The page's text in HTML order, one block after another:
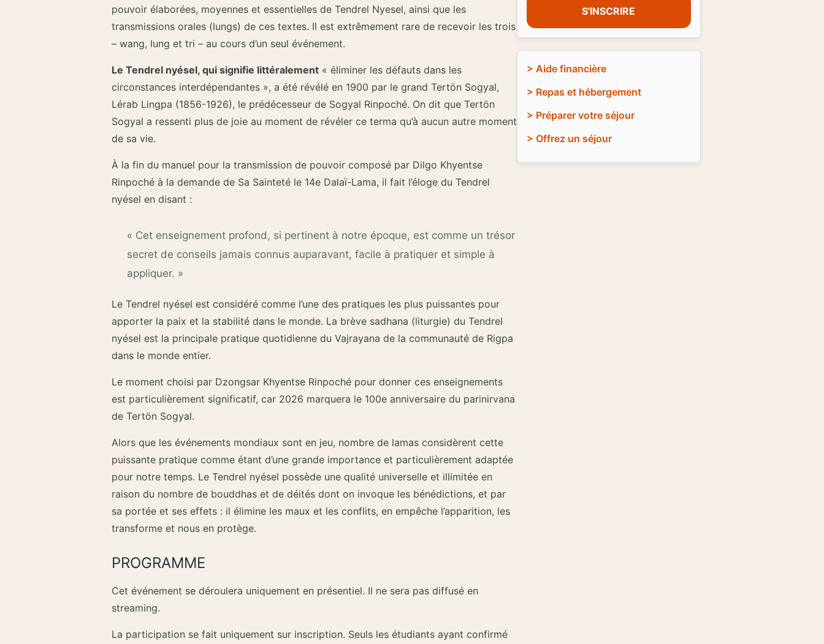
pouvoir élaborées, moyennes et essentielles de Tendrel Nyesel, ainsi que les
transmissions orales (lungs) de ces textes. Il est extrêmement rare de recevoir les trois
– wang, lung et tri – au cours d’un seul événement.
Le Tendrel nyésel, qui signifie littéralement« éliminer les défauts dans les
circonstances interdépendantes », a été révélé en 1900 par le grand Tertön Sogyal,
Lérab Lingpa (1856-1926), le prédécesseur de Sogyal Rinpoché. On dit que Tertön
Sogyal a ressenti plus de joie au moment de révéler ce terma qu’à aucun autre moment
de sa vie.
À la fin du manuel pour la transmission de pouvoir composé par Dilgo Khyentse
Rinpoché à la demande de Sa Sainteté le 14e Dalaï-Lama, il fait l’éloge du Tendrel
nyésel en disant :
« Cet enseignement profond, si pertinent à notre époque, est comme un trésor
secret de conseils jamais connus auparavant, facile à pratiquer et simple à
appliquer. »
Le Tendrel nyésel est considéré comme l’une des pratiques les plus puissantes pour
apporter la paix et la stabilité dans le monde. La brève sadhana (liturgie) du Tendrel
nyésel est la principale pratique quotidienne du Vajrayana de la communauté de Rigpa
dans le monde entier.
Le moment choisi par Dzongsar Khyentse Rinpoché pour donner ces enseignements
est particulièrement significatif, car 2026 marquera le 100e anniversaire du parinirvana
de Tertön Sogyal.
Alors que les événements mondiaux sont en jeu, nombre de lamas considèrent cette
puissante pratique comme étant d’une grande importance et particulièrement adaptée
pour notre temps. Le Tendrel nyésel possède une qualité universelle et illimitée en
raison du nombre de bouddhas et de déités dont on invoque les bénédictions, et par
sa portée et ses effets : il élimine les maux et les conflits, en empêche l’apparition, les
transforme et nous en protège.
PROGRAMME
Cet événement se déroulera uniquement en présentiel. Il ne sera pas diffusé en
streaming.
La participation se fait uniquement sur inscription. Seuls les étudiants ayant confirmé
S'INSCRIRE
> Aide financière
> Repas et hébergement
> Préparer votre séjour
> Offrez un séjour